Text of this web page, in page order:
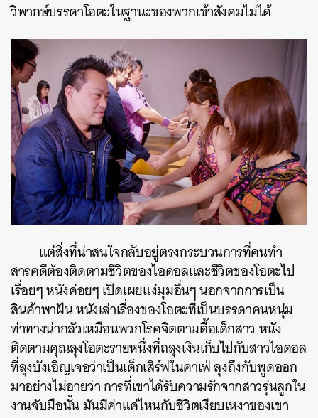
วิพากษ์บรรดาโอตะในฐานะของพวกเข้าสังคมไม่ได้
แต่สิ่งที่น่าสนใจกลับอยู่ตรงกระบวนการที่คนทำ
สารคดีต้องติดตามชีวิตของไอดอลและชีวิตของโอตะไป
เรื่อยๆ หนังค่อยๆ เปิดเผยแง่มุมอื่นๆ นอกจากการเป็น
สินค้าพาฝัน หนังเล่าเรื่องของโอตะที่เป็นบรรดาคนหนุ่ม
ท่าทางน่ากลัวเหมือนพวกโรคจิตตามตื๊อเด็กสาว หนัง
ติดตามคุณลุงโอตะรายหนึ่งที่ถลุงเงินเก็บไปกับสาวไอดอล
ที่ลุงบังเอิญเจอว่าเป็นเด็กเสิร์ฟในคาเฟ่ ลุงถึงกับพูดออก
มาอย่างไม่อายว่า การที่เขาได้รับความรักจากสาวรุ่นลูกใน
งานจับมือนั้น มันมีค่าแค่ไหนกับชีวิตเงียบเหงาของเขา